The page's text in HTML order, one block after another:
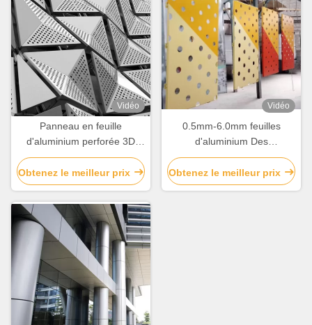
Vidéo
Panneau en feuille
d'aluminium perforée 3D
Fabriqué et personnalisé
pour la décoration murale
Obtenez le meilleur prix
Vidéo
0.5mm-6.0mm feuilles
d'aluminium Des
conceptions personnalisées
pour la décoration de
bâtiments
Obtenez le meilleur prix